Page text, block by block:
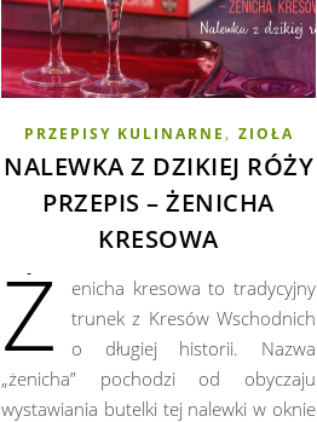
PRZEPISY KULINARNE , ZIOŁA
NALEWKA Z DZIKIEJ RÓŻY
PRZEPIS – ŻENICHA
KRESOWA
Ż
enicha kresowa to tradycyjny
trunek z Kresów Wschodnich
o długiej historii. Nazwa
„żenicha” pochodzi od obyczaju
wystawiania butelki tej nalewki w oknie